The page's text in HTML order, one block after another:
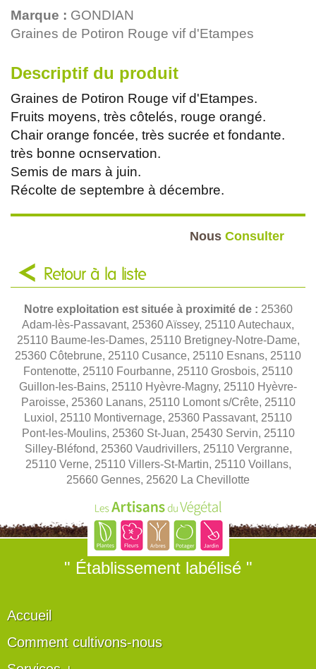
Marque : GONDIAN
Graines de Potiron Rouge vif d'Etampes
Descriptif du produit
Graines de Potiron Rouge vif d'Etampes.
Fruits moyens, très côtelés, rouge orangé.
Chair orange foncée, très sucrée et fondante.
très bonne ocnservation.
Semis de mars à juin.
Récolte de septembre à décembre.
Nous Consulter
Retour à la liste
Notre exploitation est située à proximité de : 25360
Adam-lès-Passavant, 25360 Aïssey, 25110 Autechaux,
25110 Baume-les-Dames, 25110 Bretigney-Notre-Dame,
25360 Côtebrune, 25110 Cusance, 25110 Esnans, 25110
Fontenotte, 25110 Fourbanne, 25110 Grosbois, 25110
Guillon-les-Bains, 25110 Hyèvre-Magny, 25110 Hyèvre-
Paroisse, 25360 Lanans, 25110 Lomont s/Crête, 25110
Luxiol, 25110 Montivernage, 25360 Passavant, 25110
Pont-les-Moulins, 25360 St-Juan, 25430 Servin, 25110
Silley-Bléfond, 25360 Vaudrivillers, 25110 Vergranne,
25110 Verne, 25110 Villers-St-Martin, 25110 Voillans,
25660 Gennes, 25620 La Chevillotte
" Établissement labélisé "
Accueil
Comment cultivons-nous